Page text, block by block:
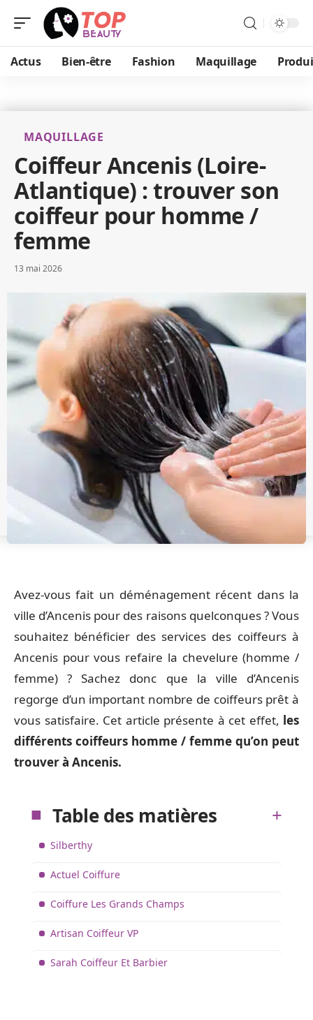
Actus Bien-être Fashion Maquillage
MAQUILLAGE
Coiffeur Ancenis (Loire-
Atlantique) : trouver son
coiffeur pour homme /
femme
13 mai 2026
Avez-vous fait un déménagement récent dans la
ville d’Ancenis pour des raisons quelconques ? Vous
souhaitez bénéficier des services des coiffeurs à
Ancenis pour vous refaire la chevelure (homme /
femme) ? Sachez donc que la ville d’Ancenis
regorge d’un important nombre de coiffeurs prêt à
vous satisfaire. Cet article présente à cet effet, les
différents coiffeurs homme / femme qu’on peut
trouver à Ancenis.
Table des matières
Silberthy
Actuel Coiffure
Coiffure Les Grands Champs
Artisan Coiffeur VP
Sarah Coiffeur Et Barbier